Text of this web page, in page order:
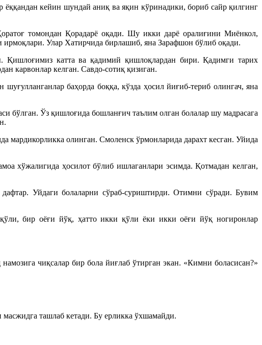
кейин шундай аниқ ва яқин кўринадики, бориб сайр қилгинг
томондан Қорадарё оқади. Шу икки дарё оралиғини Миёнкол,
Улар Хатирчида бирлашиб, яна Зарафшон бўлиб оқади.
катта ва қадимий қишлоқлардан бири. Қадимги тарих
карвонлар келган. Савдо-сотиқ қизиган.
баҳорда боққа, кўзда ҳосил йиғиб-териб олингач, яна
бўлган. Ўз қишлоғида бошланғич таълим олган болалар шу мадрасага
мардикорликка олинган. Смоленск ўрмонларида дарахт кесган. Уйида
хўжалигида ҳосилот бўлиб ишлаганлари эсимда. Қотмадан келган,
Уйдаги болаларни сўраб-суриштирди. Отимни сўради. Бувим
бир оёғи йўқ, ҳатто икки қўли ёки икки оёғи йўқ ногиронлар
чиқсалар бир бола йиғлаб ўтирган экан. «Кимни боласисан?»
ташлаб кетади. Бу ерликка ўхшамайди.